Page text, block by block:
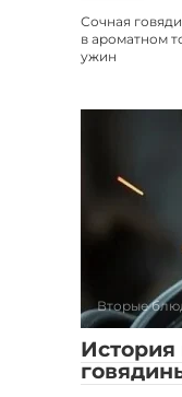
Сочная
в ароматном
ужин
Вторые